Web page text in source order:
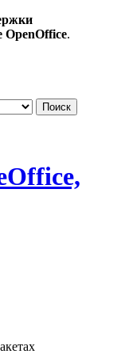
OpenOffice.